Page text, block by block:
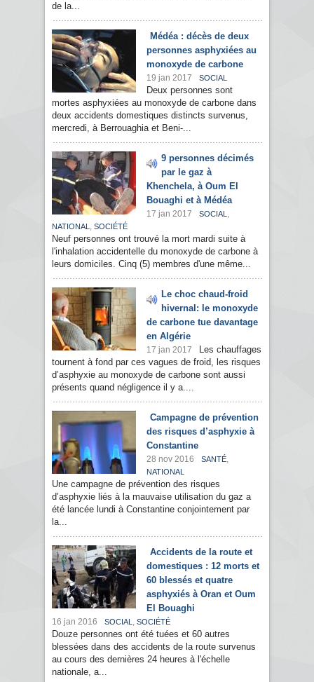
de la...
Médéa : décès de deux
personnes asphyxiées au
monoxyde de carbone
19 jan 2017 SOCIAL
Deux personnes sont
mortes asphyxiées au monoxyde de carbone dans
deux accidents domestiques distincts survenus,
mercredi, à Berrouaghia et Beni-...
9 personnes décimés
par le gaz à
Khenchela, à Oum El
Bouaghi et à Médéa
17 jan 2017 SOCIAL ,
NATIONAL , SOCIÉTÉ
Neuf personnes ont trouvé la mort mardi suite à
l'inhalation accidentelle du monoxyde de carbone à
leurs domiciles. Cinq (5) membres d'une même...
Le choc chaud-froid
hivernal: le monoxyde
de carbone tue davantage
en Algérie
17 jan 2017
Les chauffages
tournent à fond par ces vagues de froid, les risques
d’asphyxie au monoxyde de carbone sont aussi
présents quand négligence il y a....
Campagne de prévention
des risques d’asphyxie à
Constantine
28 nov 2016 SANTÉ,
NATIONAL
Une campagne de prévention des risques
d’asphyxie liés à la mauvaise utilisation du gaz a
été lancée lundi à Constantine conjointement par
la...
Accidents de la route et
domestiques : 12 morts et
60 blessés et quatre
asphyxiés à Oran et Oum
El Bouaghi
16 jan 2016 SOCIAL , SOCIÉTÉ
Douze personnes ont été tuées et 60 autres
blessées dans des accidents de la route survenus
au cours des dernières 24 heures à l'échelle
nationale, a...